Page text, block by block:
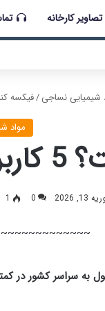
تصاویر کارخانه
شیمیایی نساجی/فیکسه‌ کننده چیست؟ 5
مواد
نساجی
13, 2026
0
1
از ۷ روز، با قیمت مناسب و بدون واسطه
کشور، مجموعه